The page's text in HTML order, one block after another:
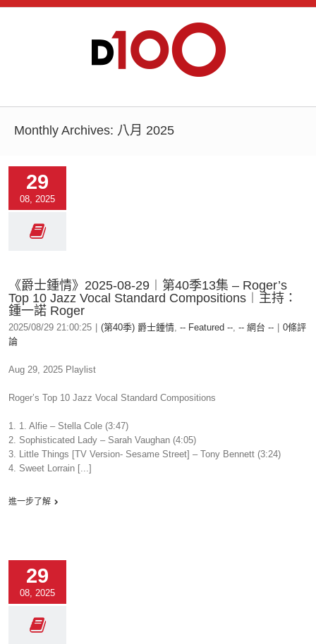
Monthly Archives: 八月 2025
29
08, 2025
《爵士鍾情》2025-08-29︱第40季13集 – Roger’s
Top 10 Jazz Vocal Standard Compositions︱主持：
鍾一諾 Roger
2025/08/29 21:00:25 (第40季) 爵士鍾情, -- Featured --, -- 網台 --
0條評
論
Aug 29, 2025 Playlist
Roger’s Top 10 Jazz Vocal Standard Compositions
1. 1. Alfie – Stella Cole (3:47)
2. Sophisticated Lady – Sarah Vaughan (4:05)
3. Little Things [TV Version- Sesame Street] – Tony Bennett (3:24)
4. Sweet Lorrain [...]
進一步了解
29
08, 2025